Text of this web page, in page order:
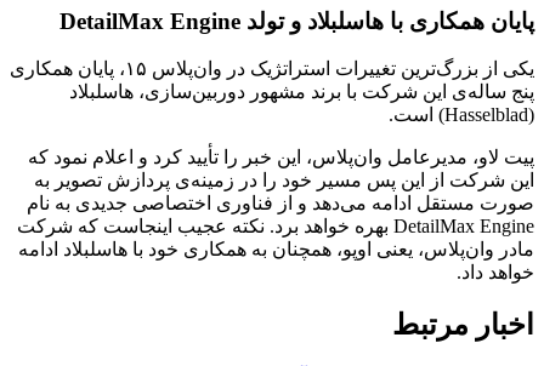
پایان همکاری با هاسلبلاد و تولد DetailMax Engine
یکی از بزرگ‌ترین تغییرات استراتژیک در وان‌پلاس ۱۵، پایان همکاری
پنج ساله‌ی این شرکت با برند مشهور دوربین‌سازی، هاسلبلاد
(Hasselblad) است.
پیت لاو، مدیرعامل وان‌پلاس، این خبر را تأیید کرد و اعلام نمود که
این شرکت از این پس مسیر خود را در زمینه‌ی پردازش تصویر به
صورت مستقل ادامه می‌دهد و از فناوری اختصاصی جدیدی به نام
DetailMax Engine بهره خواهد برد. نکته عجیب اینجاست که شرکت
مادر وان‌پلاس، یعنی اوپو، همچنان به همکاری خود با هاسلبلاد ادامه
خواهد داد.
اخبار مرتبط